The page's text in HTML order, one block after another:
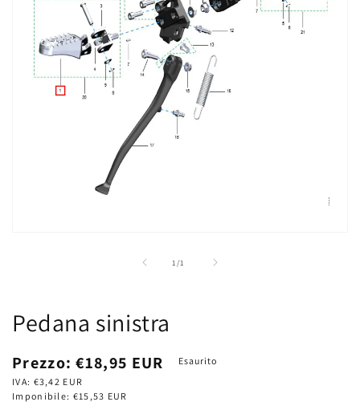
1 /
su1
Pedana sinistra
Prezzo
di
listino
Prezzo: €18,95 EUR
IVA: €3,42 EUR
Imponibile: €15,53 EUR
Esaurito